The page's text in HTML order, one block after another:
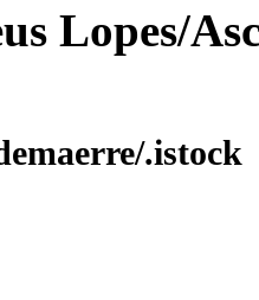
Lopes/
.istock